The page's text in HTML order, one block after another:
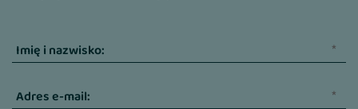
Imię i nazwisko:
Adres e-mail: